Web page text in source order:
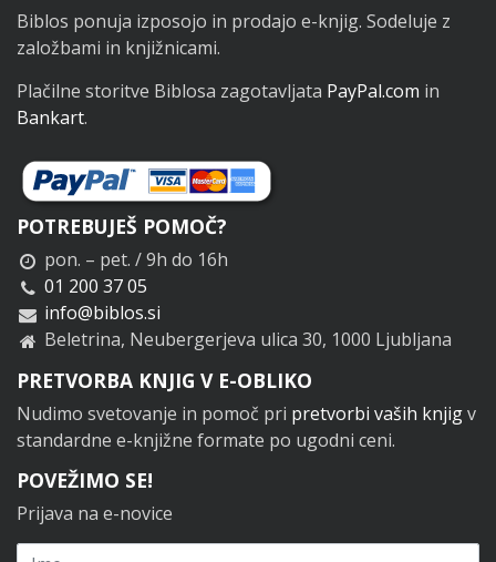
Biblos ponuja izposojo in prodajo e-knjig. Sodeluje z
založbami in knjižnicami.
Plačilne storitve Biblosa zagotavljata PayPal.com in
Bankart.
POTREBUJEŠ POMOČ?
pon. – pet. / 9h do 16h
01 200 37 05
info@biblos.si
Beletrina, Neubergerjeva ulica 30, 1000 Ljubljana
PRETVORBA KNJIG V E-OBLIKO
Nudimo svetovanje in pomoč pri pretvorbi vaših knjigv
standardne e-knjižne formate po ugodni ceni.
POVEŽIMO SE!
Prijava na e-novice